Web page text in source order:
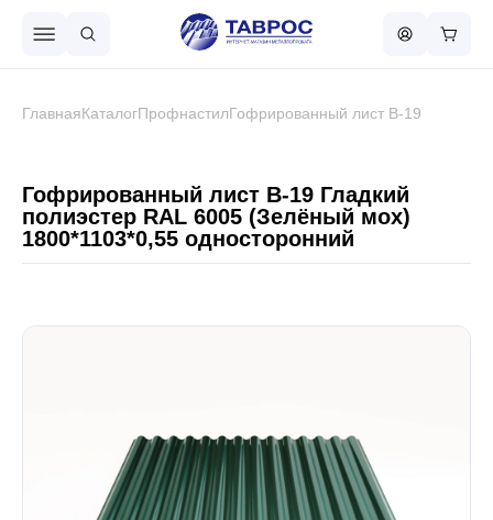
Металлочерепица
Сваи винтовые
ГлавнаяКаталогПрофнастилГофрированный лист В-19
Гофрированный лист В-19 Гладкий
полиэстер RAL 6005 (Зелёный мох)
1800*1103*0,55 односторонний